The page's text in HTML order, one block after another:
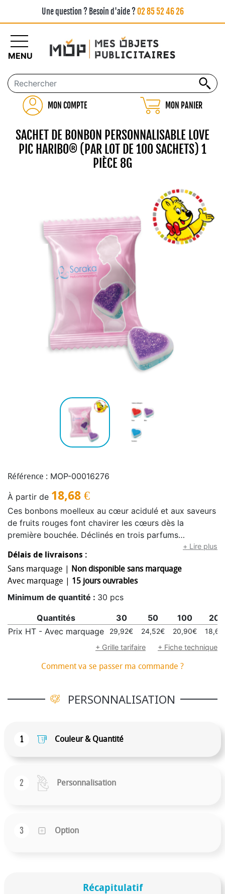
Une question ? Besoin d'aide ?02 85 52 46 26
MON COMPTE MON PANIER
MENU
SACHET DE BONBON PERSONNALISABLE LOVE
PIC HARIBO® (PAR LOT DE 100 SACHETS) 1
PIÈCE 8G
Référence : MOP-00016276
À partir de 18,68 €
Ces bonbons moelleux au cœur acidulé et aux saveurs
de fruits rouges font chavirer les cœurs dès la
première bouchée. Déclinés en trois parfums
irrésistibles, ils sont parfaits pour célébrer l’amour, que
ce soit à la Saint-Valentin ou pour la fête des mères.
Conservation : 9 mois dans des conditions de
stockage adéquates (au sec, à l’abri de la chaleur et de
la lumière).
+ Lire plus
Délais de livraisons :
Sans marquage | Non disponible sans marquage
Avec marquage | 15 jours ouvrables
Minimum de quantité : 30 pcs
Quantités 30 50 100
200
Prix HT - Avec marquage
29,92€ 24,52€ 20,90€
+ Grille tarifaire
+ Fiche technique
Comment va se passer ma commande ?
PERSONNALISATION
1 Couleur & Quantité
2 Personnalisation
3 Option
Récapitulatif